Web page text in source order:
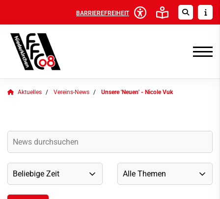
BARRIEREFREIHEIT
Aktuelles Vereins-News Unsere 'Neuen' - Nicole Vuk